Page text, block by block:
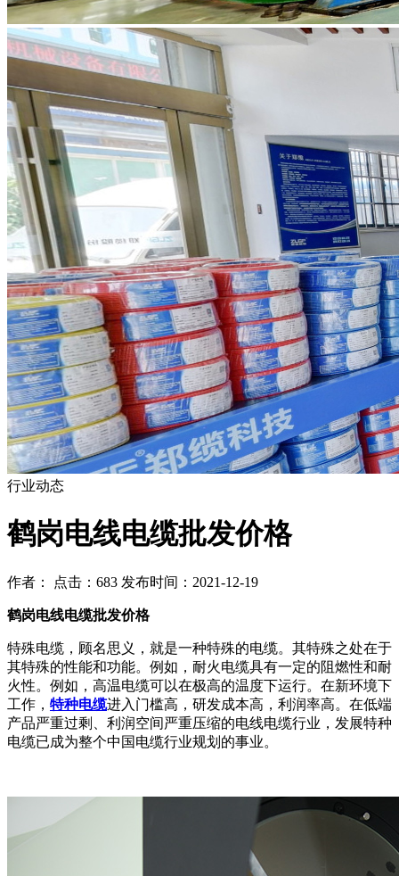
行业动态
鹤岗电线电缆批发价格
作者： 点击：683 发布时间：2021-12-19
鹤岗电线电缆批发价格
特殊电缆，顾名思义，就是一种特殊的电缆。其特殊之处在于
其特殊的性能和功能。例如，耐火电缆具有一定的阻燃性和耐
火性。例如，高温电缆可以在极高的温度下运行。在新环境下
工作， 特种电缆进入门槛高，研发成本高，利润率高。在低端
产品严重过剩、利润空间严重压缩的电线电缆行业，发展特种
电缆已成为整个中国电缆行业规划的事业。